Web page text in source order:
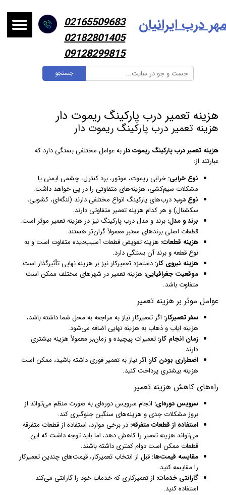
جستجو
درب ایرانیان
02165509683
02182801405
09128299815
هزینه تعمیر درب پارکینگ ریموت دار
هزینه تعمیر درب پارکینگ ریموت دار
هزینه تعمیر درب پارکینگ ریموت داربه عوامل مختلفی بستگی دارد که
عبارتند از:
نوع خرابی: خرابی ریموت، موتور، برد کنترل، چشمی ایمنی یا
مشکلات سیم‌کشی، هزینه‌های متفاوتی را در پی خواهد داشت.
نوع درب: درب‌های پارکینگ انواع مختلفی دارند (لنگه‌ای، کشویی،
سکشنال) و هر کدام هزینه تعمیر متفاوتی دارند.
برند و مدل: برند و مدل درب پارکینگ نیز در هزینه تعمیر موثر است.
قطعات اصلی برندهای معتبر معمولاً گران‌تر هستند.
هزینه قطعات: هزینه تعویض قطعات آسیب‌دیده متفاوت است و به
نوع قطعه و برند آن بستگی دارد.
هزینه نیروی کار: دستمزد تعمیرکار نیز بر هزینه نهایی تأثیرگذار است.
موقعیت جغرافیایی: هزینه تعمیر در شهرهای مختلف ممکن است
متفاوت باشد.
عوامل موثر بر هزینه تعمیر
سفر تعمیرکار: اگر تعمیرکار نیاز به مراجعه به محل شما داشته باشد،
هزینه ایاب و ذهاب به هزینه نهایی اضافه می‌شود.
زمان انجام کار: تعمیرات پیچیده و زمان‌بر معمولاً هزینه بیشتری
دارند.
اضطراری بودن کار: اگر نیاز به تعمیر فوری داشته باشید، ممکن است
هزینه بیشتری پرداخت کنید.
راه‌های کاهش هزینه تعمیر
سرویس دوره‌ای: انجام سرویس دوره‌ای به صورت منظم می‌تواند از
بروز مشکلات جدی و هزینه‌های سنگین جلوگیری کند.
استفاده از قطعات متفرقه: در برخی موارد، استفاده از قطعات متفرقه
می‌تواند هزینه تعمیر را کاهش دهد، اما باید توجه داشت که این
قطعات ممکن است دوام کمتری داشته باشند.
مقایسه قیمت‌ها: قبل از انتخاب تعمیرکار، قیمت‌های چندین تعمیرکار
را مقایسه کنید.
گارانتی خدمات: از تعمیرکاری که خدمات خود را گارانتی می‌کند
استفاده کنید.